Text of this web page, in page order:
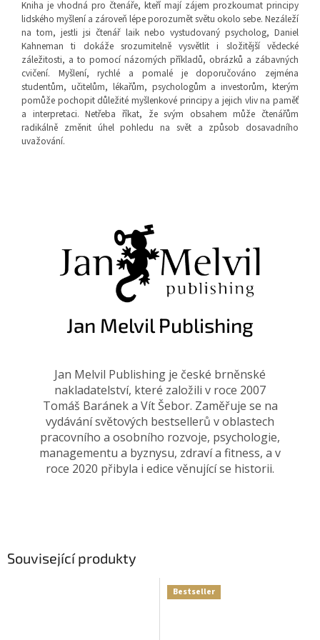
Související produkty
Bestseller
Kniha je vhodná pro čtenáře, kteří mají zájem prozkoumat principy
lidského myšlení a zároveň lépe porozumět světu okolo sebe. Nezáleží
na tom, jestli jsi čtenář laik nebo vystudovaný psycholog, Daniel
Kahneman ti dokáže srozumitelně vysvětlit i složitější vědecké
záležitosti, a to pomocí názorných příkladů, obrázků a zábavných
cvičení. Myšlení, rychlé a pomalé je doporučováno zejména
studentům, učitelům, lékařům, psychologům a investorům, kterým
pomůže pochopit důležité myšlenkové principy a jejich vliv na paměť
a interpretaci. Netřeba říkat, že svým obsahem může čtenářům
radikálně změnit úhel pohledu na svět a způsob dosavadního
uvažování.
Jan Melvil Publishing
Jan Melvil Publishing je české brněnské
nakladatelství, které založili v roce 2007
Tomáš Baránek a Vít Šebor. Zaměřuje se na
vydávání světových bestsellerů v oblastech
pracovního a osobního rozvoje, psychologie,
managementu a byznysu, zdraví a fitness, a v
roce 2020 přibyla i edice věnující se historii.